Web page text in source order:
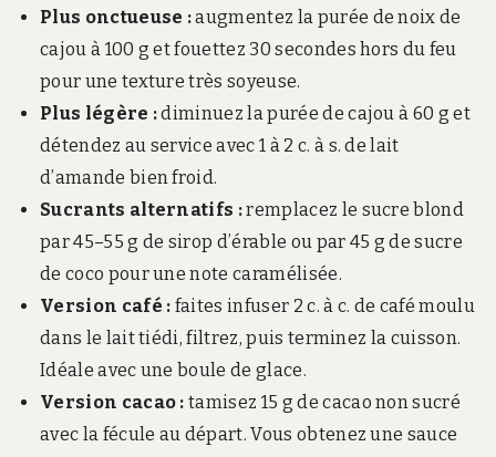
Plus onctueuse :augmentez la purée de noix de
cajou à 100 g et fouettez 30 secondes hors du feu
pour une texture très soyeuse.
Plus légère :diminuez la purée de cajou à 60 g et
détendez au service avec 1 à 2 c. à s. de lait
d’amande bien froid.
Sucrants alternatifs :remplacez le sucre blond
par 45–55 g de sirop d’érable ou par 45 g de sucre
de coco pour une note caramélisée.
Version café : faites infuser 2 c. à c. de café moulu
dans le lait tiédi, filtrez, puis terminez la cuisson.
Idéale avec une boule de glace.
Version cacao : tamisez 15 g de cacao non sucré
avec la fécule au départ. Vous obtenez une sauce